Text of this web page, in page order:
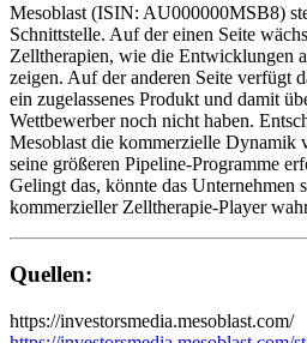
Mesoblast (ISIN: AU000000MSB8)
Schnittstelle. Auf der einen Seite
Zelltherapien, wie die Entwicklungen
zeigen. Auf der anderen Seite verfügt
ein zugelassenes Produkt und damit
Wettbewerber noch nicht haben.
Mesoblast die kommerzielle Dynamik
seine größeren Pipeline-Programme
Gelingt das, könnte das Unternehmen
kommerzieller Zelltherapie-Player
Quellen:
https://investorsmedia.mesoblast.com/